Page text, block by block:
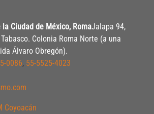
Ciudad de México, RomaJalapa 94,
Colonia Roma Norte (a una
Álvaro Obregón).
0086, 55-5525-4023
Coyoacán